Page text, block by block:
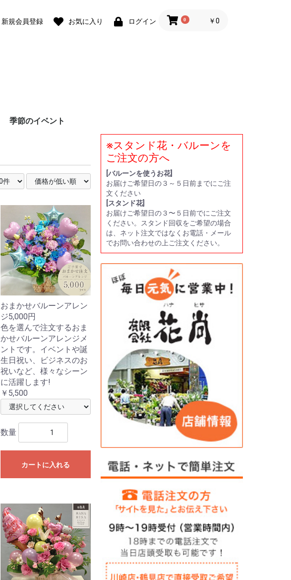
新規会員登録 お気に入り ログイン 0 ￥0
季節のイベント
おまかせバルーンアレン
ジ5,000円
色を選んで注文するおま
かせバルーンアレンジメ
ントです。イベントや誕
生日祝い、ビジネスのお
祝いなど、様々なシーン
に活躍します!
￥5,500
数量
カートに入れる
※スタンド花・バルーンを
ご注文の方へ
[バルーンを使うお花]
お届けご希望日の３～５日前までにご注
文ください
[スタンド花]
お届けご希望日の３〜５日前でにご注文
ください。スタンド回収をご希望の場合
は、ネット注文ではなくお電話・メール
でお問い合わせの上ご注文ください。